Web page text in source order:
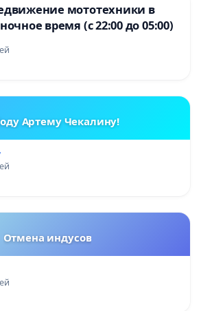
мототехники в
время (с 22:00 до 05:00)
Артему Чекалину!
Отмена индусов